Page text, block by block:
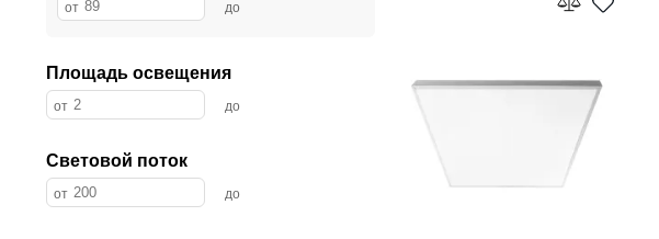
Площадь освещения
Световой поток